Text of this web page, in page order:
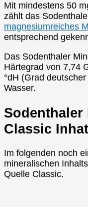
Mit mindestens 50
zählt das
magnesiumreiches
entsprechend
Das Sodenthaler
Härtegrad von 7,74
°dH (Grad
Wasser.
Sodenthaler
Classic
Im folgenden noch
mineralischen
Quelle Classic.